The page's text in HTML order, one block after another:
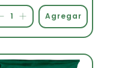
Agregar